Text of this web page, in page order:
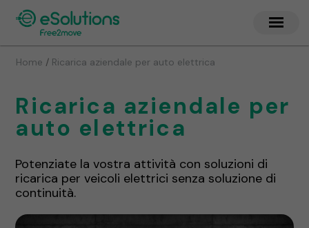
Home / Ricarica aziendale per auto elettrica
Ricarica aziendale per
auto elettrica
Potenziate la vostra attività con soluzioni di
ricarica per veicoli elettrici senza soluzione di
continuità.